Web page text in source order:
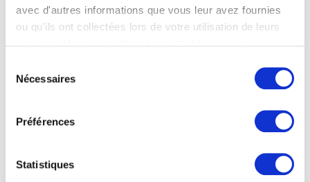
avec d'autres informations que vous leur avez fournies
ou qu'ils ont collectées lors de votre utilisation de leurs
Nécessaires
Préférences
Statistiques